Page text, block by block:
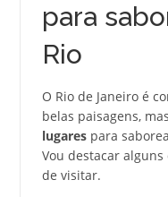
para
Rio
O Rio de Janeiro é
belas paisagens,
lugarespara
Vou destacar
de visitar.